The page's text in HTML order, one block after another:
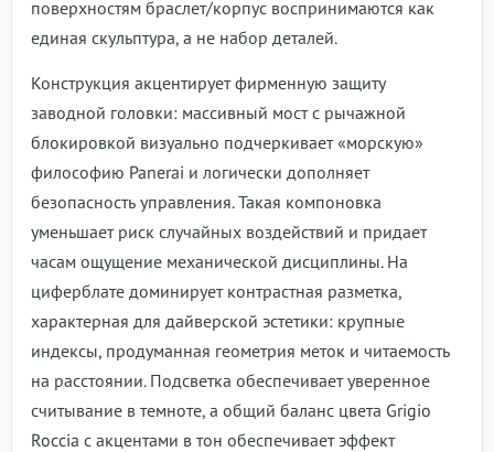
поверхностям браслет/корпус воспринимаются как
единая скульптура, а не набор деталей.
Конструкция акцентирует фирменную защиту
заводной головки: массивный мост с рычажной
блокировкой визуально подчеркивает «морскую»
философию Panerai и логически дополняет
безопасность управления. Такая компоновка
уменьшает риск случайных воздействий и придает
часам ощущение механической дисциплины. На
циферблате доминирует контрастная разметка,
характерная для дайверской эстетики: крупные
индексы, продуманная геометрия меток и читаемость
на расстоянии. Подсветка обеспечивает уверенное
считывание в темноте, а общий баланс цвета Grigio
Roccia с акцентами в тон обеспечивает эффект